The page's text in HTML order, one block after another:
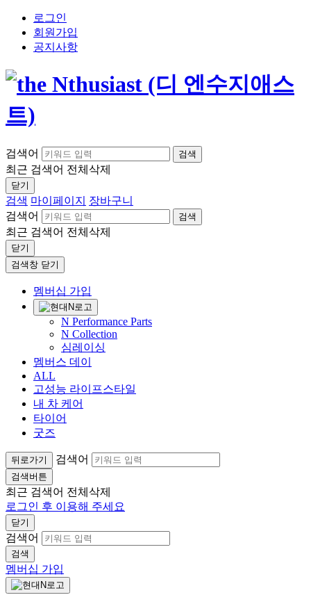
로그인
회원가입
공지사항
검색어 검색
최근 검색어 전체삭제
닫기
검색 마이페이지
장바구니
검색어
검색
최근 검색어 전체삭제
닫기
검색창 닫기
멤버십 가입
N Performance Parts
N Collection
심레이싱
멤버스 데이
ALL
고성능 라이프스타일
내 차 케어
타이어
굿즈
뒤로가기 검색어
검색버튼
최근 검색어 전체삭제
로그인 후 이용해 주세요
닫기
검색어
검색
멤버십 가입